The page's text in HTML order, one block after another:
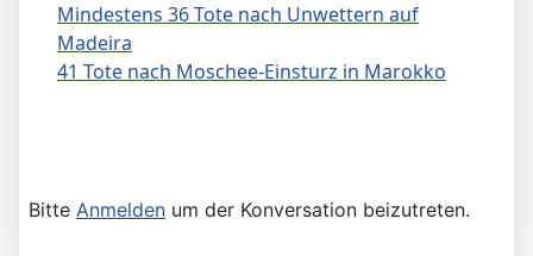
Mindestens 36 Tote nach Unwettern auf
Madeira
41 Tote nach Moschee-Einsturz in Marokko
Bitte Anmelden um der Konversation beizutreten.